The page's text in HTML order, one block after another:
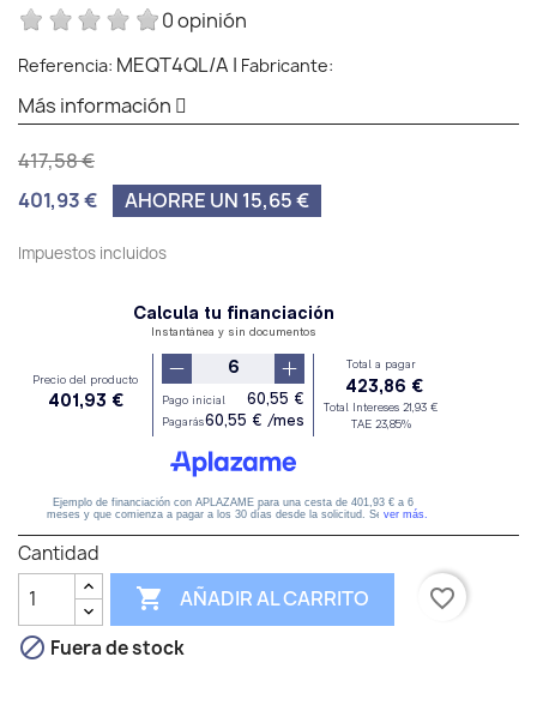
0 opinión
Referencia: MEQT4QL/A | Fabricante:
Más información
417,58 €
401,93 €
AHORRE UN 15,65 €
Impuestos incluidos
Cantidad
 AÑADIR AL CARRITO
favorite_border
 Fuera de stock